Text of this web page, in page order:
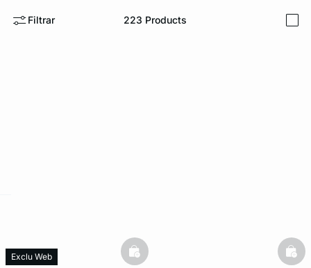
Filtrar 223 Products
Exclu Web basketfull